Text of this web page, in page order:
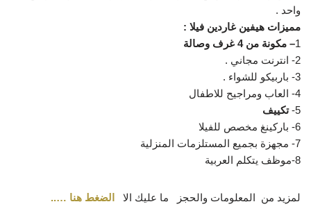
واحد .
مميزات هيفين غاردين فيلا :
1– مكونة من 4 غرف وصالة
2- انترنت مجاني .
3- باربيكو للشواء .
4- العاب ومراجيح للاطفال
5- تكييف
6- باركينغ مخصص للفيلا
7- مجهزة بجميع المستلزمات المنزلية
8-موظف يتكلم العربية
لمزيد من المعلومات والحجز ما عليك الا الضغط هنا …..